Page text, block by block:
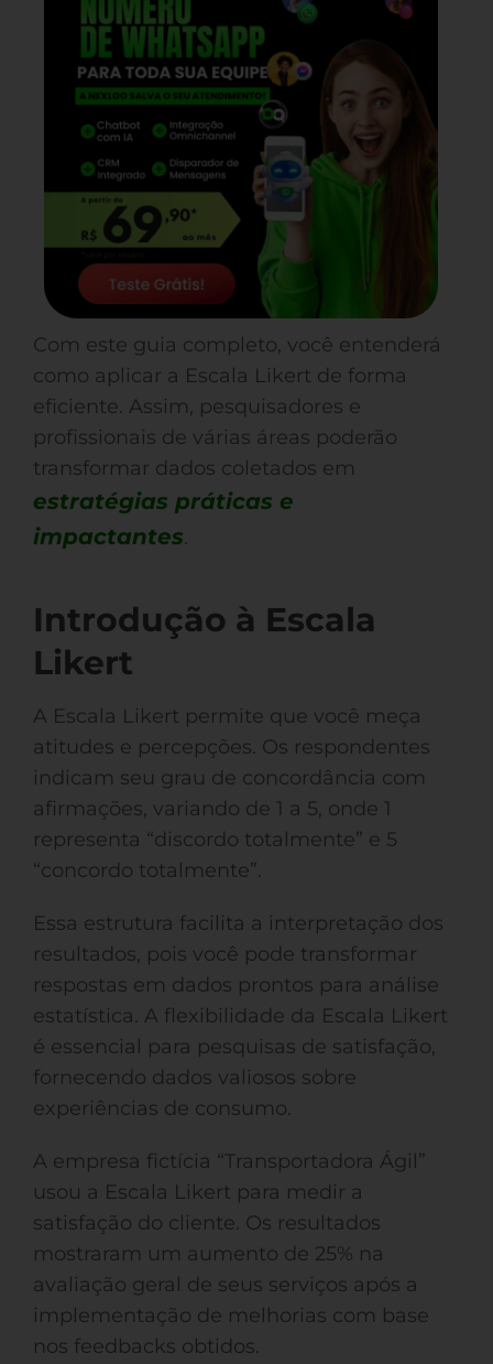
Com este guia completo, você entenderá
como aplicar a Escala Likert de forma
eficiente. Assim, pesquisadores e
profissionais de várias áreas poderão
transformar dados coletados em
estratégias práticas e
impactantes.
Introdução à Escala
Likert
A Escala Likert permite que você meça
atitudes e percepções. Os respondentes
indicam seu grau de concordância com
afirmações, variando de 1 a 5, onde 1
representa “discordo totalmente” e 5
“concordo totalmente”.
Essa estrutura facilita a interpretação dos
resultados, pois você pode transformar
respostas em dados prontos para análise
estatística. A flexibilidade da Escala Likert
é essencial para pesquisas de satisfação,
fornecendo dados valiosos sobre
experiências de consumo.
A empresa fictícia “Transportadora Ágil”
usou a Escala Likert para medir a
satisfação do cliente. Os resultados
mostraram um aumento de 25% na
avaliação geral de seus serviços após a
implementação de melhorias com base
nos feedbacks obtidos.